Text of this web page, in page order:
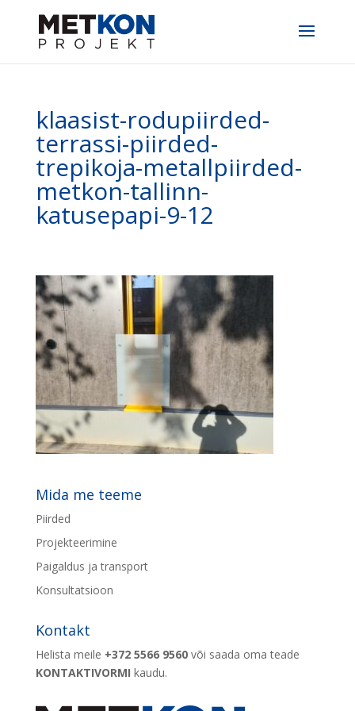
klaasist-rodupiirded-
terrassi-piirded-
trepikoja-metallpiirded-
metkon-tallinn-
katusepapi-9-12
Mida me teeme
Piirded
Projekteerimine
Paigaldus ja transport
Konsultatsioon
Kontakt
Helista meile +372 5566 9560või saada oma teade
KONTAKTIVORMI kaudu.